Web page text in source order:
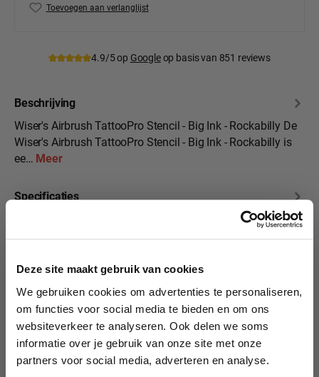
Deze site maakt gebruik van cookies
We gebruiken cookies om advertenties te personaliseren,
om functies voor social media te bieden en om ons
websiteverkeer te analyseren. Ook delen we soms
informatie over je gebruik van onze site met onze
partners voor social media, adverteren en analyse.
Toevoegen aan verlanglijst
4.9/5 op Googleop basis van 851 reviews
Beschrijving
Wiser's Airbrush TattooPro Stencil - Big Ink - Rockabilly De
Wiser's Airbrush TattooPro Stencil - Big Ink - Rockabilly is
ee… Meer
Specificaties
Productgalerij overslaan
Heb je onze andere
TattooPro Stencils al
10% korting?
Lees als eerste over nieuwe producten,
tutorials, aanbiedingen, evenementen,
wedstrijden en meer.
Meld je aan en ontvang direct